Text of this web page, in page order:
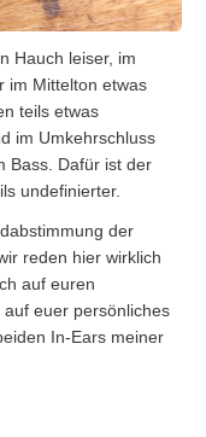
Hauch leiser, im
im Mittelton etwas
teils etwas
im Umkehrschluss
Bass. Dafür ist der
undefinierter.
der
reden hier wirklich
auf euren
euer persönliches
In-Ears meiner